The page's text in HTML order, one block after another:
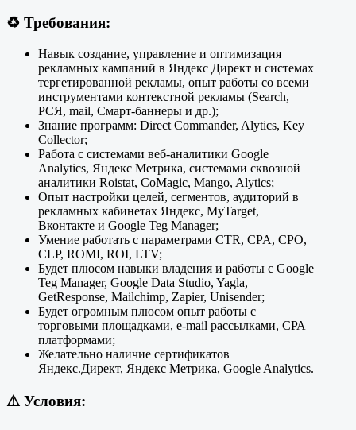
♻️ Требования:
Навык создание, управление и оптимизация
рекламных кампаний в Яндекс Директ и системах
тергетированной рекламы, опыт работы со всеми
инструментами контекстной рекламы (Search,
РСЯ, mail, Смарт-баннеры и др.);
Знание программ: Direct Commander, Alytics, Key
Collector;
Работа с системами веб-аналитики Google
Analytics, Яндекс Метрика, системами сквозной
аналитики Roistat, CoMagic, Mango, Alytics;
Опыт настройки целей, сегментов, аудиторий в
рекламных кабинетах Яндекс, MyTarget,
Вконтакте и Google Teg Manager;
Умение работать с параметрами CTR, CPA, CPO,
CLP, ROMI, ROI, LTV;
Будет плюсом навыки владения и работы c Google
Teg Manager, Google Data Studio, Yagla,
GetResponse, Mailchimp, Zapier, Unisender;
Будет огромным плюсом опыт работы с
торговыми площадками, e-mail рассылками, СРА
платформами;
Желательно наличие сертификатов
Яндекс.Директ, Яндекс Метрика, Google Analytics.
⚠️ Условия: